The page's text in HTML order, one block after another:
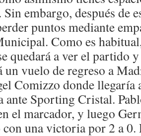
Sin embargo, después de
puntos mediante
Como es
quedará a ver el partido
un vuelo de regreso a
Comizzo donde llegaría
ante Sporting Cristal.
el marcador, y luego
una victoria por 2 a 0.